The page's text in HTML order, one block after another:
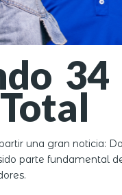
una gran noticia:
parte fundamental